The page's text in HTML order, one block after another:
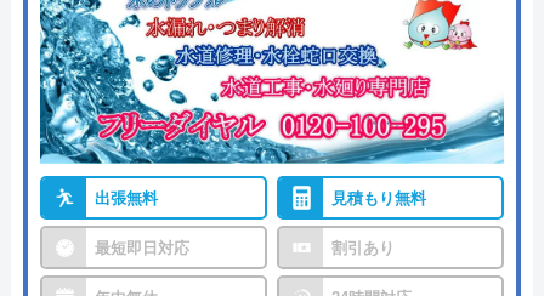
出張無料 見積もり無料
最短即日対応 割引あり